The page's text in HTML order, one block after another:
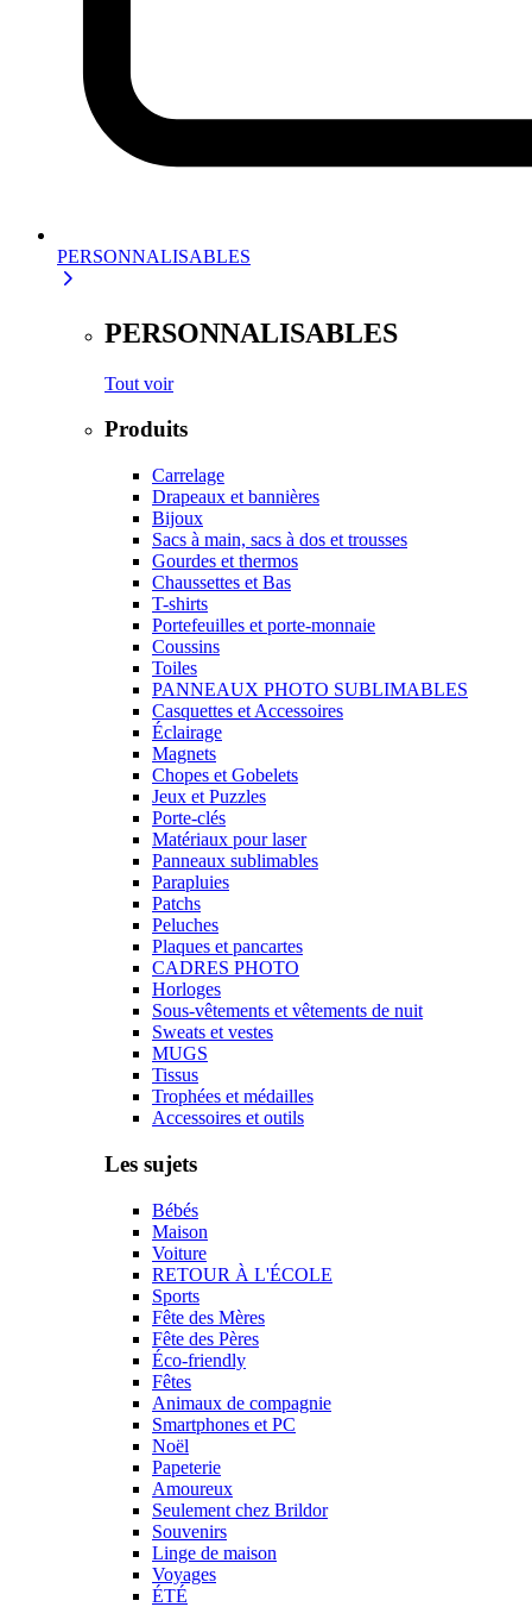
PERSONNALISABLES
PERSONNALISABLES
Tout voir
Produits
Carrelage
Drapeaux et bannières
Bijoux
Sacs à main, sacs à dos et trousses
Gourdes et thermos
Chaussettes et Bas
T-shirts
Portefeuilles et porte-monnaie
Coussins
Toiles
PANNEAUX PHOTO SUBLIMABLES
Casquettes et Accessoires
Éclairage
Magnets
Chopes et Gobelets
Jeux et Puzzles
Porte-clés
Matériaux pour laser
Panneaux sublimables
Parapluies
Patchs
Peluches
Plaques et pancartes
CADRES PHOTO
Horloges
Sous-vêtements et vêtements de nuit
Sweats et vestes
MUGS
Tissus
Trophées et médailles
Accessoires et outils
Les sujets
Bébés
Maison
Voiture
RETOUR À L'ÉCOLE
Sports
Fête des Mères
Fête des Pères
Éco-friendly
Fêtes
Animaux de compagnie
Smartphones et PC
Noël
Papeterie
Amoureux
Seulement chez Brildor
Souvenirs
Linge de maison
Voyages
ÉTÉ